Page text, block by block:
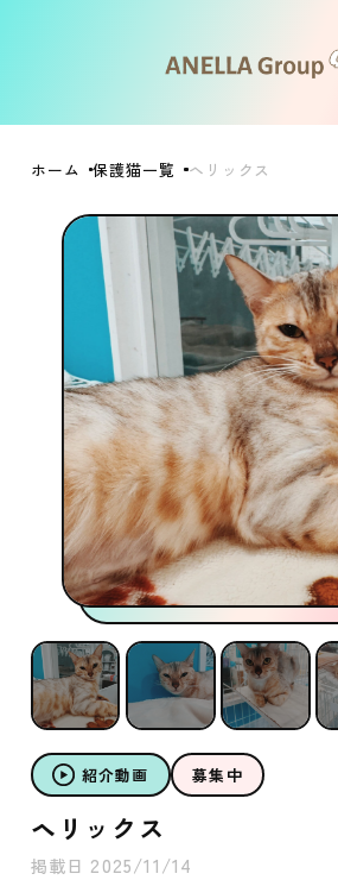
ホーム 保護猫一覧 ヘリックス
紹介動画 募集中
ヘリックス
掲載日 2025/11/14